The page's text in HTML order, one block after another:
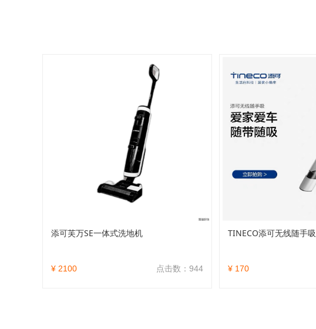
添可芙万SE一体式洗地机
点击数：944
¥ 2100
TINECO添可无线随手吸
¥ 170